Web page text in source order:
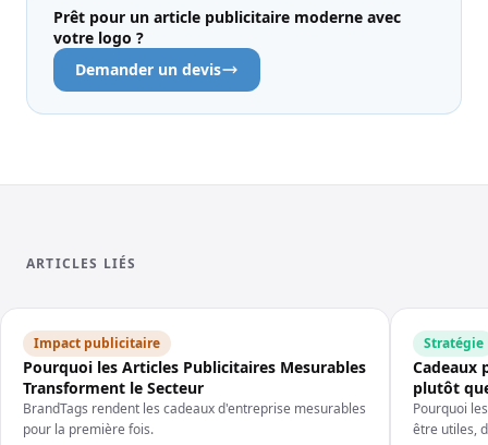
Prêt pour un article publicitaire moderne avec
votre logo ?
Demander un devis
ARTICLES LIÉS
Impact publicitaire
Pourquoi les Articles Publicitaires Mesurables
Transforment le Secteur
BrandTags rendent les cadeaux d'entreprise mesurables
pour la première fois.
Stratégie
Cadeaux
plutôt
Pourquoi
être utiles,